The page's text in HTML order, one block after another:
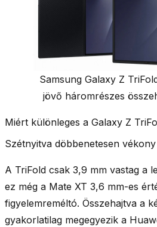
Samsung Galaxy Z
jövő háromrészes
Miért különleges a Galaxy Z
Szétnyitva döbbenetesen vékony
A TriFold csak 3,9 mm vastag a
ez még a Mate XT 3,6 mm-es
figyelemreméltó. Összehajtva a
gyakorlatilag megegyezik a